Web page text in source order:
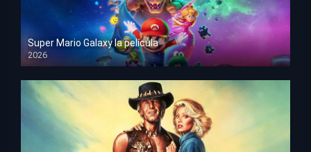
Super Mario Galaxy la película
2026
HD 1080p